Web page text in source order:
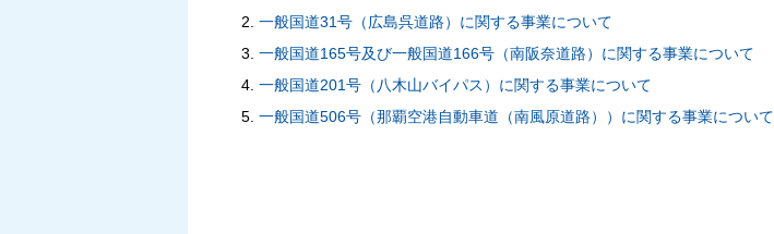
一般国道31号（広島呉道路）に関する事業について
一般国道165号及び一般国道166号（南阪奈道路）に関する事業について
一般国道201号（八木山バイパス）に関する事業について
一般国道506号（那覇空港自動車道（南風原道路））に関する事業について